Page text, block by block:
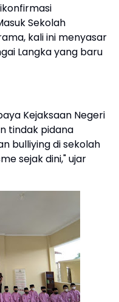
Sekolah
kali ini menyasar
Langka yang baru
Kejaksaan Negeri
tindak pidana
bulliying di sekolah
sejak dini," ujar